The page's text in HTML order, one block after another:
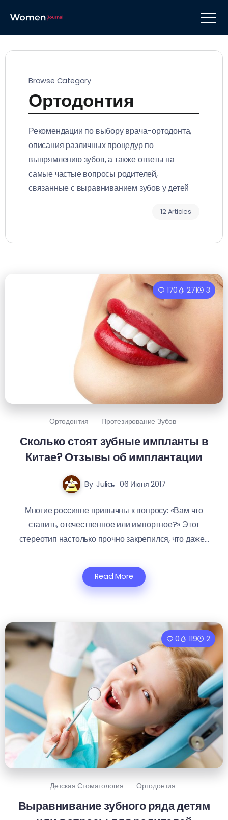
Browse Category
Ортодонтия
Рекомендации по выбору врача-ортодонта,
описания различных процедур по
выпрямлению зубов, а также ответы на
самые частые вопросы родителей,
связанные с выравниванием зубов у детей
12 Articles
170 271 3
Ортодонтия Протезирование Зубов
Сколько стоят зубные импланты в
Китае? Отзывы об имплантации
By Julia 06 Июня 2017
Многие россияне привычны к вопросу: «Вам что
ставить, отечественное или импортное?» Этот
стереотип настолько прочно закрепился, что даже...
Read More
0 119 2
Детская Стоматология Ортодонтия
Выравнивание зубного ряда детям